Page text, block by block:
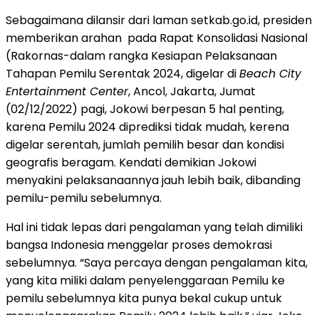
Sebagaimana dilansir dari laman setkab.go.id, presiden
memberikan arahan pada Rapat Konsolidasi Nasional
(Rakornas-dalam rangka Kesiapan Pelaksanaan
Tahapan Pemilu Serentak 2024, digelar diBeach City
Entertainment Center, Ancol, Jakarta, Jumat
(02/12/2022) pagi, Jokowi berpesan 5 hal penting,
karena Pemilu 2024 diprediksi tidak mudah, kerena
digelar serentah, jumlah pemilih besar dan kondisi
geografis beragam. Kendati demikian Jokowi
menyakini pelaksanaannya jauh lebih baik, dibanding
pemilu-pemilu sebelumnya.
Hal ini tidak lepas dari pengalaman yang telah dimiliki
bangsa Indonesia menggelar proses demokrasi
sebelumnya. “Saya percaya dengan pengalaman kita,
yang kita miliki dalam penyelenggaraan Pemilu ke
pemilu sebelumnya kita punya bekal cukup untuk